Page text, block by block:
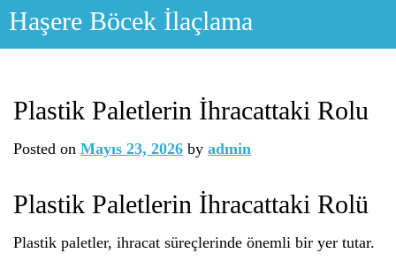
Skip
Haşere Böcek İlaçlama
Plastik Paletlerin İhracattaki Rolu
Posted on Mayıs 23, 2026 by admin
Plastik Paletlerin İhracattaki Rolü
Plastik paletler, ihracat süreçlerinde önemli bir yer tutar.